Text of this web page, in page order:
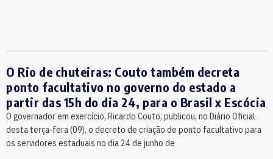
O Rio de chuteiras: Couto também decreta
ponto facultativo no governo do estado a
partir das 15h do dia 24, para o Brasil x Escócia
O governador em exercício, Ricardo Couto, publicou, no Diário Oficial
desta terça-fera (09), o decreto de criação de ponto facultativo para
os servidores estaduais no dia 24 de junho de